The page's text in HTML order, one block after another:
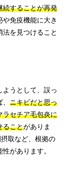
続することが再発
や免疫機能に大き
を見つけること
うとして、誤っ
ニキビだと思っ
ラセチア毛包炎に
ることがありま
取など、根拠の
があります。